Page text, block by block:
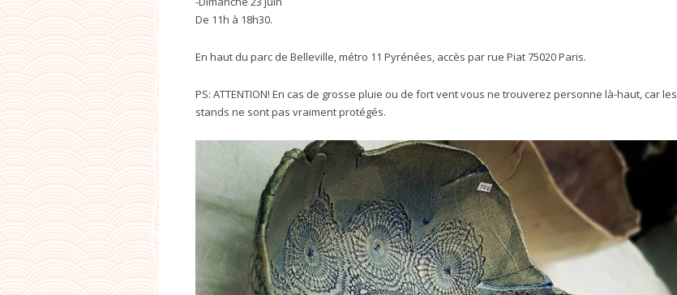
De 11h à 18h30.
En haut du parc de Belleville, métro 11 Pyrénées, accès par rue Piat 75020 Paris.
PS: ATTENTION! En cas de grosse pluie ou de fort vent vous ne trouverez personne là-haut, car les
stands ne sont pas vraiment protégés.